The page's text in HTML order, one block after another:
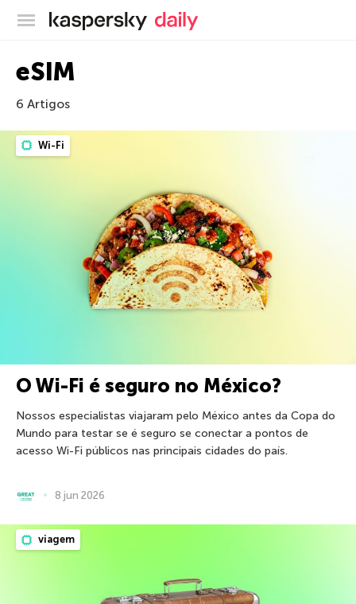
Blog oficial da Kaspersky
eSIM
6 Artigos
Wi-Fi
O Wi-Fi é seguro no México?
Nossos especialistas viajaram pelo México antes da Copa do
Mundo para testar se é seguro se conectar a pontos de
acesso Wi-Fi públicos nas principais cidades do país.
8 jun 2026
viagem